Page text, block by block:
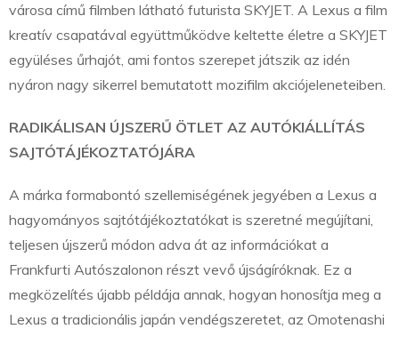
városa című filmben látható futurista SKYJET. A Lexus a film
kreatív csapatával együttműködve keltette életre a SKYJET
együléses űrhajót, ami fontos szerepet játszik az idén
nyáron nagy sikerrel bemutatott mozifilm akciójeleneteiben.
RADIKÁLISAN ÚJSZERŰ ÖTLET AZ AUTÓKIÁLLÍTÁS
SAJTÓTÁJÉKOZTATÓJÁRA
A márka formabontó szellemiségének jegyében a Lexus a
hagyományos sajtótájékoztatókat is szeretné megújítani,
teljesen újszerű módon adva át az információkat a
Frankfurti Autószalonon részt vevő újságíróknak. Ez a
megközelítés újabb példája annak, hogyan honosítja meg a
Lexus a tradicionális japán vendégszeretet, az Omotenashi